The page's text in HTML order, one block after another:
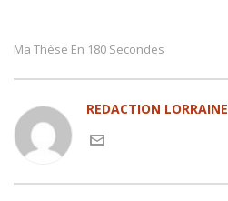
Ma Thèse En 180 Secondes
REDACTION LORRAINE